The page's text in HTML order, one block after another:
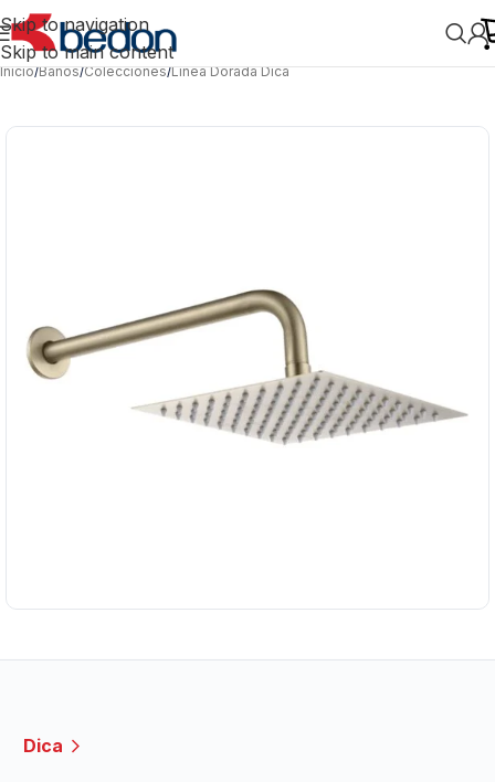
Skip to navigation
Skip to main content
Inicio/Baños/Colecciones/Línea Dorada Dica
Dica